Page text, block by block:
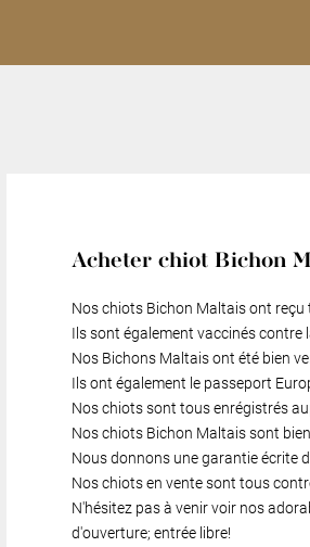
Acheter chiot Bichon
Nos chiots Bichon Maltais ont reçu
Ils sont également vaccinés contre
Nos Bichons Maltais ont été bien
Ils ont également le passeport
Nos chiots sont tous enrégistrés
Nos chiots Bichon Maltais sont
Nous donnons une garantie écrite
Nos chiots en vente sont tous
N'hésitez pas à venir voir nos
d'ouverture; entrée libre!